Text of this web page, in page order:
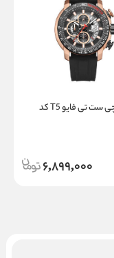
ساعت مچی ست تی فایو T5 کد
6,899,000